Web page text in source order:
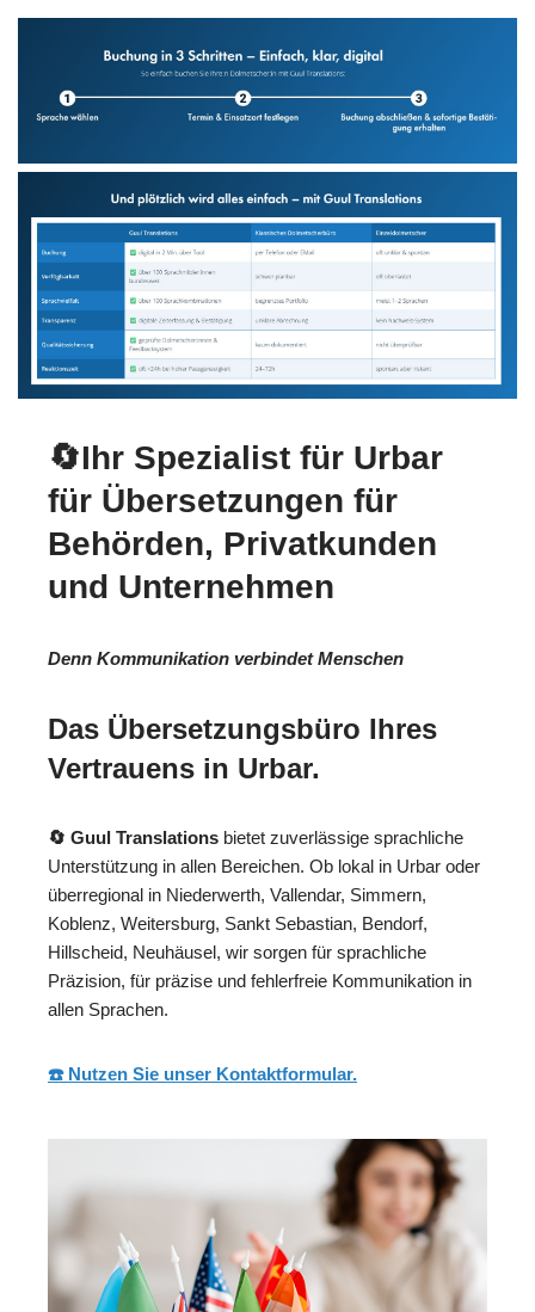
🔄Ihr Spezialist für Urbar
für Übersetzungen für
Behörden, Privatkunden
und Unternehmen
Denn Kommunikation verbindet Menschen
Das Übersetzungsbüro Ihres
Vertrauens in Urbar.
🔄 Guul Translations bietet zuverlässige sprachliche
Unterstützung in allen Bereichen. Ob lokal in Urbar oder
überregional in Niederwerth, Vallendar, Simmern,
Koblenz, Weitersburg, Sankt Sebastian, Bendorf,
Hillscheid, Neuhäusel, wir sorgen für sprachliche
Präzision, für präzise und fehlerfreie Kommunikation in
allen Sprachen.
☎️ Nutzen Sie unser Kontaktformular.